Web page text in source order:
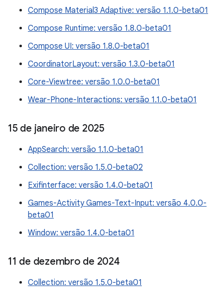
Compose Material3 Adaptive: versão 1.1.0-beta01
Compose Runtime: versão 1.8.0-beta01
Compose UI: versão 1.8.0-beta01
CoordinatorLayout: versão 1.3.0-beta01
Core-Viewtree: versão 1.0.0-beta01
Wear-Phone-Interactions: versão 1.1.0-beta01
15 de janeiro de 2025
AppSearch: versão 1.1.0-beta01
Collection: versão 1.5.0-beta02
Exifinterface: versão 1.4.0-beta01
Games-Activity Games-Text-Input: versão 4.0.0-
beta01
Window: versão 1.4.0-beta01
11 de dezembro de 2024
Collection: versão 1.5.0-beta01